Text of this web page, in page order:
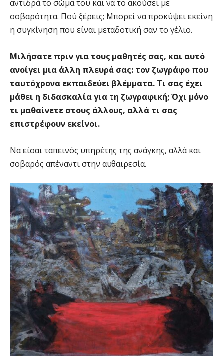
αντιδρά το σώμα του και να το ακούσει με
σοβαρότητα. Πού ξέρεις; Μπορεί να προκύψει εκείνη
η συγκίνηση που είναι μεταδοτική σαν το γέλιο.
Μιλήσατε πριν για τους μαθητές σας, και αυτό
ανοίγει μια άλλη πλευρά σας: τον ζωγράφο που
ταυτόχρονα εκπαιδεύει βλέμματα. Τι σας έχει
μάθει η διδασκαλία για τη ζωγραφική; Όχι μόνο
τι μαθαίνετε στους άλλους, αλλά τι σας
επιστρέφουν εκείνοι.
Να είσαι ταπεινός υπηρέτης της ανάγκης, αλλά και
σοβαρός απέναντι στην αυθαιρεσία.